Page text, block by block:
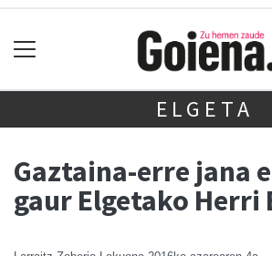
ELGETA
Gaztaina-erre jana
gaur Elgetako Herri